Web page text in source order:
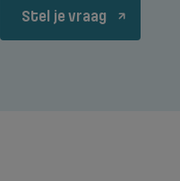
Stel je vraag